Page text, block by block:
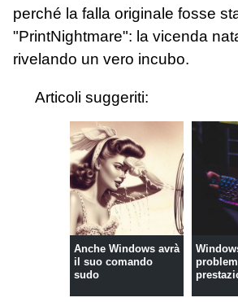
perché la falla originale fosse
"PrintNightmare": la vicenda
rivelando un vero incubo.
Articoli suggeriti:
Anche Windows avrà
il suo comando
sudo